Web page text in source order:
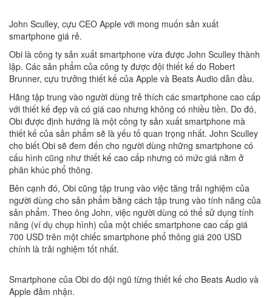
John Sculley, cựu CEO Apple với mong muốn sản xuất
smartphone giá rẻ.
Obi là công ty sản xuất smartphone vừa được John Sculley thành
lập. Các sản phẩm của công ty được đội thiết kế do Robert
Brunner, cựu trưởng thiết kế của Apple và Beats Audio dẫn đầu.
Hãng tập trung vào người dùng trẻ thích các smartphone cao cấp
với thiết kế đẹp và có giá cao nhưng không có nhiều tiền. Do đó,
Obi được định hướng là một công ty sản xuất smartphone mà
thiết kế của sản phẩm sẽ là yếu tố quan trọng nhất. John Sculley
cho biết Obi sẽ đem đến cho người dùng những smartphone có
cấu hình cũng như thiết kế cao cấp nhưng có mức giá nằm ở
phân khúc phổ thông.
Bên cạnh đó, Obi cũng tập trung vào việc tăng trải nghiệm của
người dùng cho sản phẩm bằng cách tập trung vào tính năng của
sản phẩm. Theo ông John, việc người dùng có thể sử dụng tính
năng (ví dụ chụp hình) của một chiếc smartphone cao cấp giá
700 USD trên một chiếc smartphone phổ thông giá 200 USD
chính là trải nghiệm tốt nhất.
Smartphone của Obi do đội ngũ từng thiết kế cho Beats Audio và
Apple đảm nhận.